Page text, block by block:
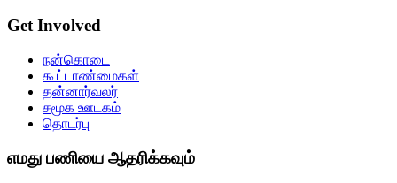
Get Involved
நன்கொடை
கூட்டாண்மைகள்
தன்னார்வலர்
சமூக ஊடகம்
தொடர்பு
எமது பணியை ஆதரிக்கவும்